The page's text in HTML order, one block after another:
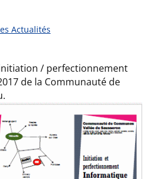
Actualités
/ perfectionnement
de la Communauté de